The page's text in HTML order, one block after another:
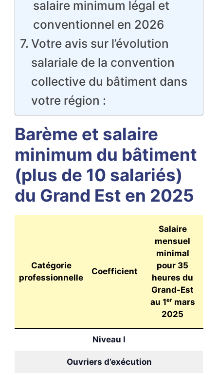
salaire minimum légal et
conventionnel en 2026
Votre avis sur l’évolution
salariale de la convention
collective du bâtiment dans
votre région :
Barème et salaire
minimum du bâtiment
(plus de 10 salariés)
du Grand Est en 2025
Catégorie
professionnelle
Coefficient
Salaire
mensuel
minimal
pour 35
heures du
Grand-Est
au 1ᵉʳ mars
2025
Niveau I
Ouvriers d’exécution